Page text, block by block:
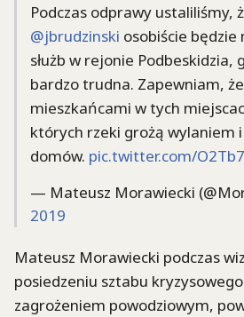
Podczas odprawy ustaliliśmy,
@jbrudzinski osobiście będzie
służb w rejonie Podbeskidzia,
bardzo trudna. Zapewniam,
mieszkańcami w tych
których rzeki grożą wylaniem
domów. pic.twitter.com/
— Mateusz Morawiecki
2019
Mateusz Morawiecki podczas
posiedzeniu sztabu
zagrożeniem powodziowym,